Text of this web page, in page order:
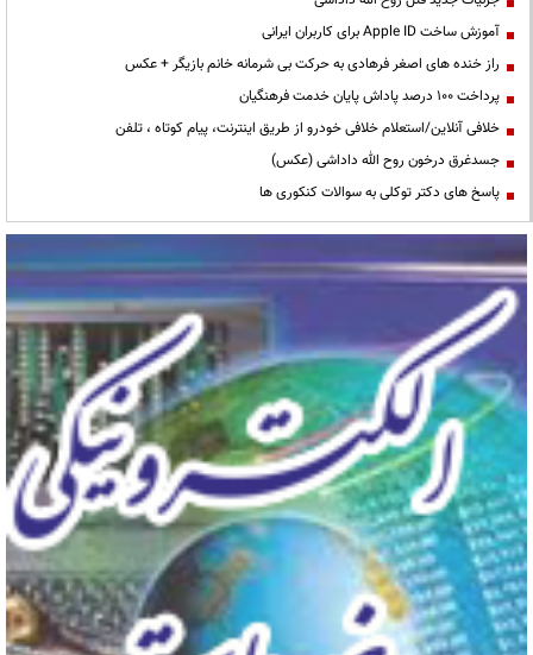
آموزش ساخت Apple ID برای کاربران ایرانی
راز خنده های اصغر فرهادی به حرکت بی شرمانه خانم بازیگر + عکس
پرداخت ۱۰۰ درصد پاداش پایان خدمت فرهنگیان
خلافی آنلاین/استعلام خلافی خودرو از طریق اینترنت، پیام کوتاه ، تلفن
جسدغرق درخون روح الله داداشی (عکس)
پاسخ های دکتر توکلی به سوالات کنکوری ها